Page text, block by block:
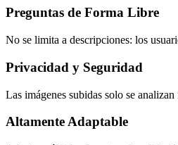
Preguntas de Forma Libre
No se limita a descripciones: los
Privacidad y Seguridad
Las imágenes subidas solo se
Altamente Adaptable